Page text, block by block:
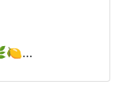
你吧💪
劑
哦👍